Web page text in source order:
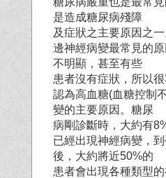
是造成糖尿病殘障
及症狀之主要原因之
邊神經病變最常見的
不明顯，甚至有些
患者沒有症狀，所以
認為高血糖(血糖控制
變的主要原因。糖尿
病剛診斷時，大約有
已經出現神經病變，
後，大約將近50%的
患者會出現各種類型